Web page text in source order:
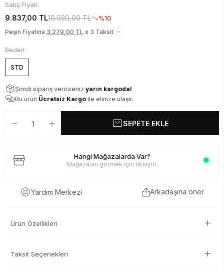
Satış Fiyatı:
9.837,00 TL10.930,00 TL %10
Peşin Fiyatına 3.279,00 TL x 3 Taksit
Beden:
STD
Şimdi sipariş verirseniz yarın kargoda!
Bu ürün Ücretsiz Kargo ile elinize ulaşır.
SEPETE EKLE
Hangi Mağazalarda Var?
Mağazaları görmek için tıklayın.
Yardım Merkezi Arkadaşına öner
Ürün Özellikleri
Taksit Seçenekleri